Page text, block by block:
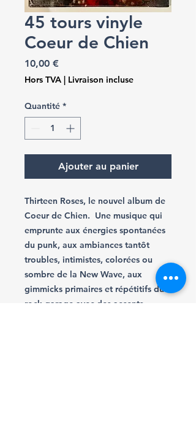
45 tours vinyle
Coeur de Chien
10,00 €
Hors TVA | Livraison incluse
Quantité *
Ajouter au panier
Thirteen Roses, le nouvel album de
Coeur de Chien. Une musique qui
emprunte aux énergies spontanées
du punk, aux ambiances tantôt
troubles, intimistes, colorées ou
sombre de la New Wave, aux
gimmicks primaires et répétitifs du
rock garage avec des accents